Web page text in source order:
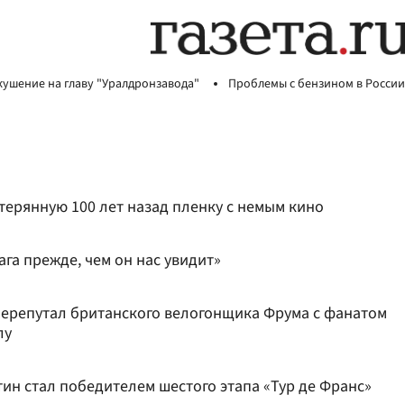
на главу "Уралдронзавода" Проблемы с бензином в России
100 лет назад пленку с немым кино
прежде, чем он нас увидит»
британского велогонщика Фрума с фанатом
стал победителем шестого этапа «Тур де Франс»